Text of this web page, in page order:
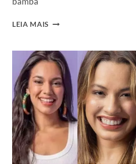
LEIA MAIS ALANE,
PITEL,
COMO
ESTÁ
A
VOTAÇÃO
DO
PAREDÃO
DO
VEJA